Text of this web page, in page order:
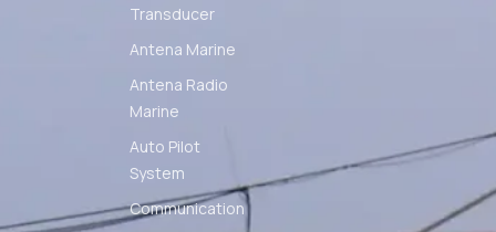
Transducer
Antena Marine
Antena Radio
Marine
Auto Pilot
System
Communication